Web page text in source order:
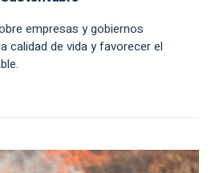
empresas y gobiernos
calidad de vida y favorecer el